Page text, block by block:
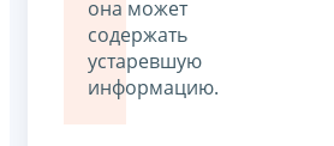
она может
содержать
устаревшую
информацию.